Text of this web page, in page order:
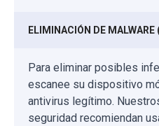
ELIMINACIÓN DE MALWARE
Para eliminar posibles
escanee su dispositivo
antivirus legítimo.
seguridad recomiendan